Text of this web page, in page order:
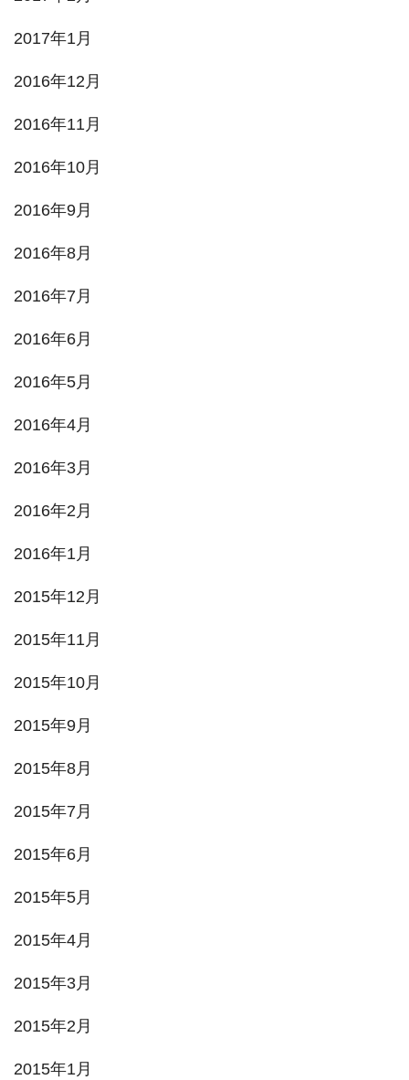
2017年1月
2016年12月
2016年11月
2016年10月
2016年9月
2016年8月
2016年7月
2016年6月
2016年5月
2016年4月
2016年3月
2016年2月
2016年1月
2015年12月
2015年11月
2015年10月
2015年9月
2015年8月
2015年7月
2015年6月
2015年5月
2015年4月
2015年3月
2015年2月
2015年1月